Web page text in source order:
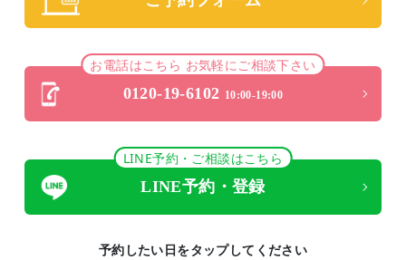
お電話はこちら お気軽にご相談下さい
0120-19-6102 10:00-19:00
LINE予約・ご相談はこちら
LINE予約・登録
予約したい日をタップしてください